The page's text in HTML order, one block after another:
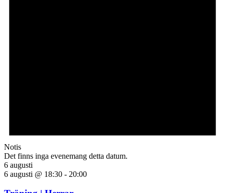
Notis
Det finns inga evenemang detta datum.
6 augusti
6 augusti @ 18:30 - 20:00